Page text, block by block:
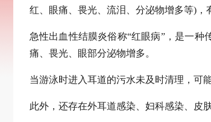
红、眼痛、畏光、流泪、分泌物增多等)，
急性出血性结膜炎俗称“红眼病”，是一
痛、畏光、眼部分泌物增多。
当游泳时进入耳道的污水未及时清理，可
此外，还存在外耳道感染、妇科感染、皮肤